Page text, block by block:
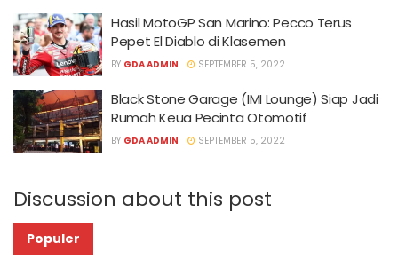
Hasil MotoGP San Marino: Pecco Terus
Pepet El Diablo di Klasemen
BY GDA ADMIN SEPTEMBER 5, 2022
Black Stone Garage (IMI Lounge) Siap Jadi
Rumah Keua Pecinta Otomotif
BY GDA ADMIN SEPTEMBER 5, 2022
Discussion about this post
Populer